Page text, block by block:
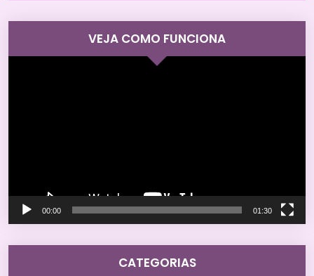
VEJA COMO FUNCIONA
00:00 01:30
CATEGORIAS